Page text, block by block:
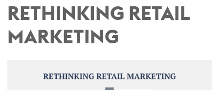
RETHINKING RETAIL
MARKETING